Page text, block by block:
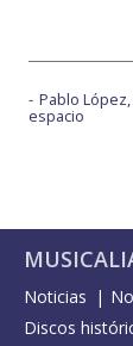
Pablo
espacio
Noticias
Discos